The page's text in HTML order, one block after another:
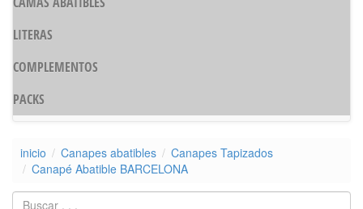
LITERAS
COMPLEMENTOS
PACKS
inicio Canapes abatibles
Canapes Tapizados
Canapé Abatible BARCELONA